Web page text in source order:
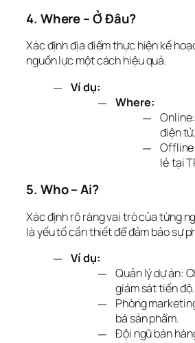
4. Where – Ở Đâu?
Xác định địa điểm thực hiện kế
nguồn lực một cách hiệu quả.
Ví dụ:
Where:
điện
lẻ tại
5. Who – Ai?
Xác định rõ ràng vai trò của từng
là yếu tố cần thiết để đảm bảo sự
Ví dụ:
Quản lý dự án:
giám sát tiến độ.
Phòng
bá sản phẩm.
Đội ngũ bán